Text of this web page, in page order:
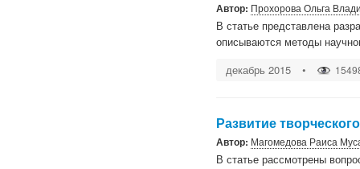
Автор: Прохорова Ольга
В статье представлена
описываются методы
декабрь 2015 •
Развитие
Автор: Магомедова Раиса
В статье рассмотрены